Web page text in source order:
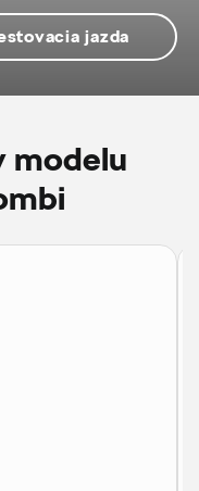
jazda
modelu